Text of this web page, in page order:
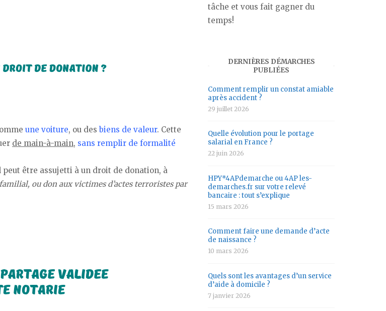
une voiture, ou desbiens de valeur. Cette
de main-à-main, sans remplir de formalité
être assujetti à un droit de donation, à
ou don aux victimes d’actes terroristes par
tâche et vous fait gagner du
temps!
DERNIÈRES DÉMARCHES
PUBLIÉES
Comment remplir un constat amiable
après accident ?
29 juillet 2026
Quelle évolution pour le portage
salarial en France ?
22 juin 2026
HPY*4APdemarche ou 4AP les-
demarches.fr sur votre relevé
bancaire : tout s’explique
15 mars 2026
Comment faire une demande d’acte
de naissance ?
10 mars 2026
Quels sont les avantages d’un service
d’aide à domicile ?
7 janvier 2026